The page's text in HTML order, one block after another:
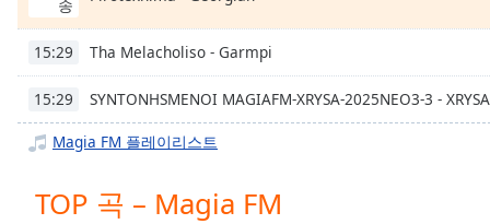
Chapters
Chapters
Descriptions
descriptions
off,
송
15:29 Tha Melacholiso - Garmpi
15:29 SYNTONHSMENOI MAGIAFM-XRYSA-2025ΝΕΟ3-3 -
Magia FM 플레이리스트
TOP 곡 – Magia FM